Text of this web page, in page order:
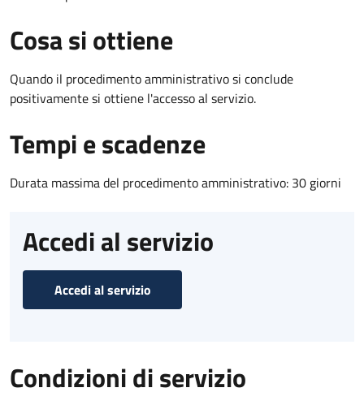
Cosa si ottiene
Quando il procedimento amministrativo si conclude
positivamente si ottiene l'accesso al servizio.
Tempi e scadenze
Durata massima del procedimento amministrativo: 30 giorni
Accedi al servizio
Accedi al servizio
Condizioni di servizio